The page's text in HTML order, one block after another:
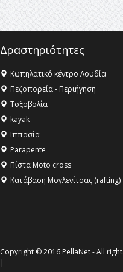
Δραστηριότητες
Κωπηλατικό κέντρο Λουδία
Πεζοπορεία - Περιήγηση
Τοξοβολία
kayak
Ιππασία
Parapente
Πίστα Moto cross
Κατάβαση Μογλενίτσας (rafting)
Copyright © 2016 PellaNet - All
|